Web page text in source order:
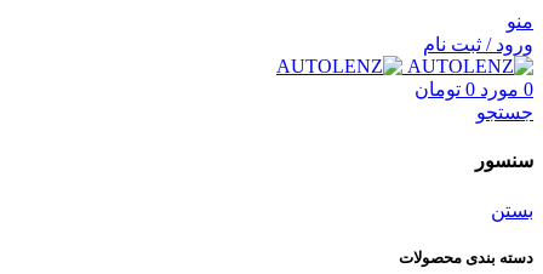
منو
ورود / ثبت نام
0 مورد 0 تومان
جستجو
سنسور
بستن
دسته بندی محصولات